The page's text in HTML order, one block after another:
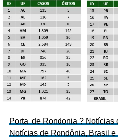
Portal de Rondonia ? Notícias
Notícias de Rondônia, Brasil